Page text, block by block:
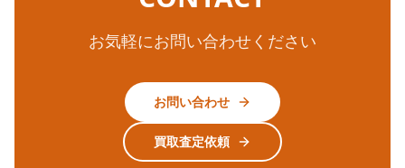
お気軽にお問い合わせください
お問い合わせ
買取査定依頼